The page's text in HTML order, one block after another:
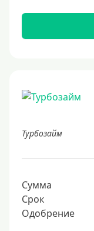
Турбозайм
Сумма
Срок
Одобрение